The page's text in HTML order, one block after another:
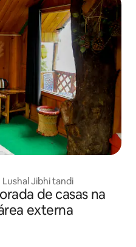
Jibhi tandi
de casas na
externa